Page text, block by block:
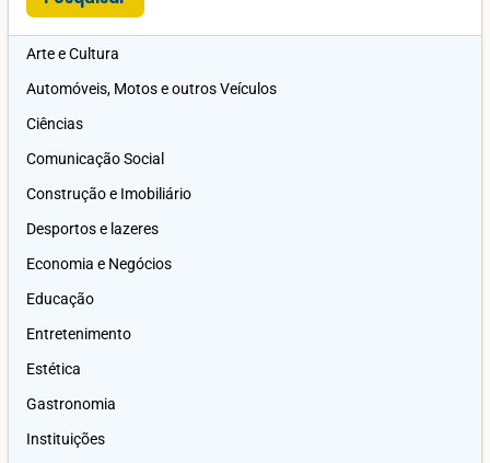
Arte e Cultura
Automóveis, Motos e outros Veículos
Ciências
Comunicação Social
Construção e Imobiliário
Desportos e lazeres
Economia e Negócios
Educação
Entretenimento
Estética
Gastronomia
Instituições